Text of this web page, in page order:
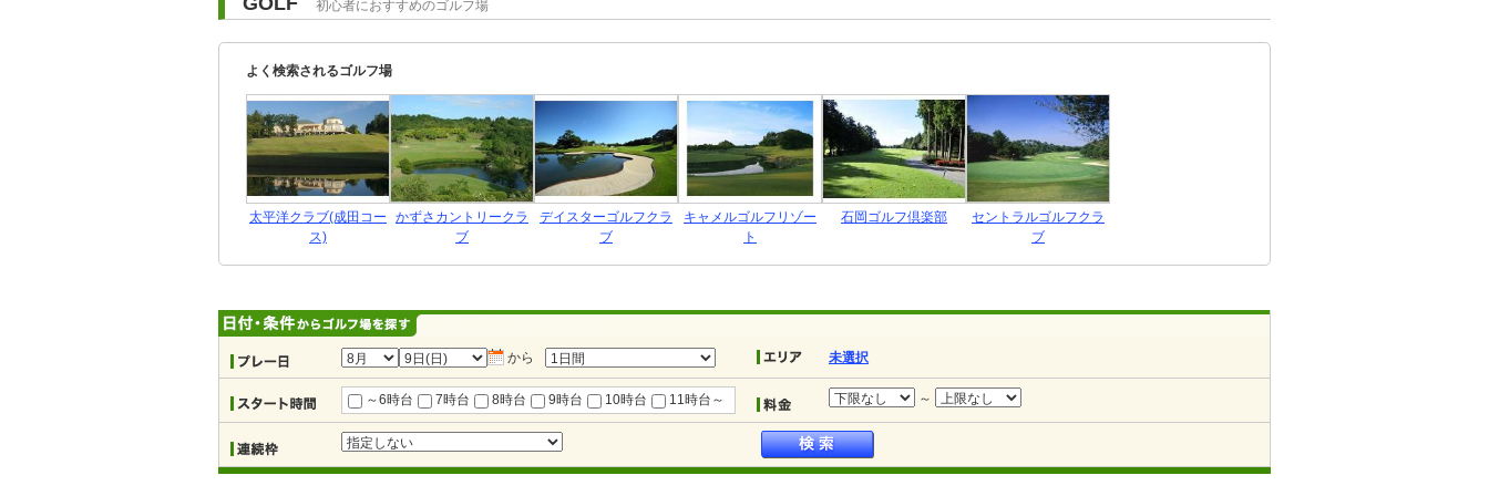
初心者におすすめのゴルフ場
よく検索されるゴルフ場
太平洋クラブ(成田コー
ス)
かずさカントリークラ
ブ
デイスターゴルフクラ
ブ
キャメルゴルフリゾー
ト
石岡ゴルフ倶楽部
セントラルゴルフクラ
ブ
から 未選択
～6時台 7時台 8時台 9時台 10時台 11時台～ ～